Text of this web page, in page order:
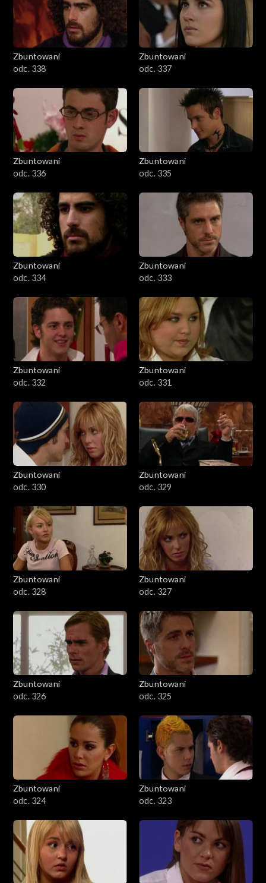
Zbuntowani
odc. 338
Zbuntowani
odc. 337
Zbuntowani
odc. 336
Zbuntowani
odc. 335
Zbuntowani
odc. 334
Zbuntowani
odc. 333
Zbuntowani
odc. 332
Zbuntowani
odc. 331
Zbuntowani
odc. 330
Zbuntowani
odc. 329
Zbuntowani
odc. 328
Zbuntowani
odc. 327
Zbuntowani
odc. 326
Zbuntowani
odc. 325
Zbuntowani
odc. 324
Zbuntowani
odc. 323